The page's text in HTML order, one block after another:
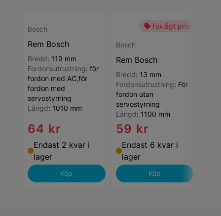
Bosch
Rem Bosch
Bredd: 119 mm
Fordonsutrustning: för
fordon med AC,för
fordon med
servostyrning
Längd: 1010 mm
64 kr
Endast 2 kvar i
lager
Köp
Toklågt pris
Bosch
Rem Bosch
Bredd: 13 mm
Fordonsutrustning: För
fordon utan
servostyrning
Längd: 1100 mm
59 kr
Endast 6 kvar i
lager
Köp